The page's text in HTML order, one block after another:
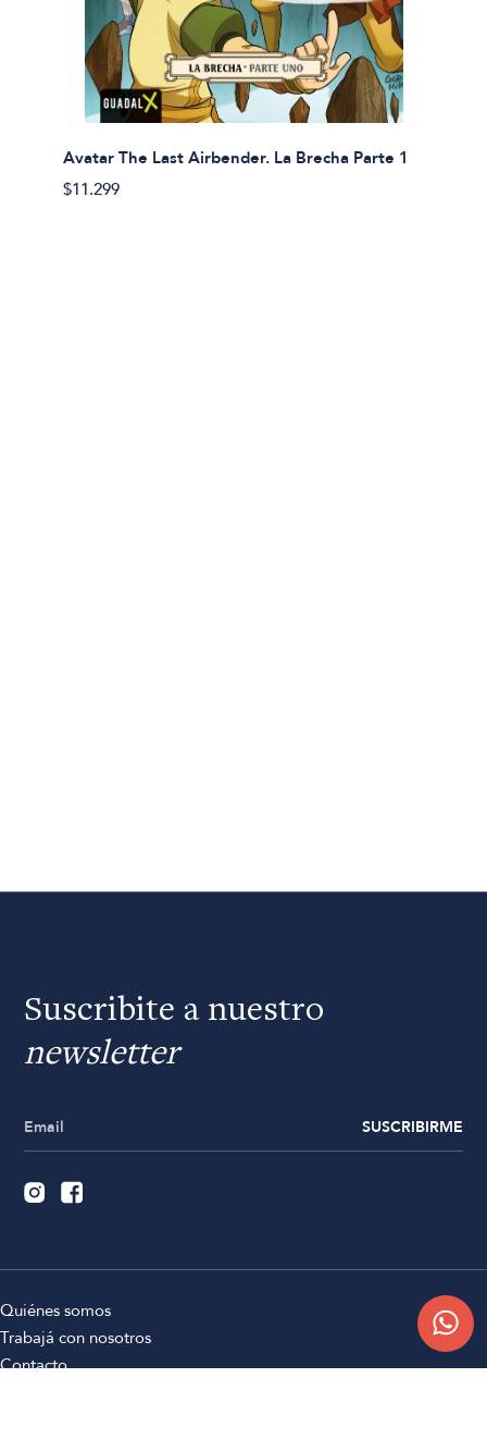
Avatar The Last Airbender. La Brecha Parte 1
$11.299
Suscribite a nuestro
newsletter
SUSCRIBIRME
Quiénes somos
Trabajá con nosotros
Contacto